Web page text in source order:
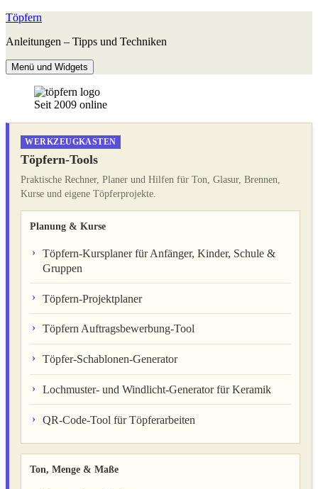
Zum
springen
Töpfern
Anleitungen – Tipps und Techniken
Menü und Widgets
Seit 2009 online
WERKZEUGKASTEN
Töpfern-Tools
Praktische Rechner, Planer und Hilfen für Ton, Glasur, Brennen,
Kurse und eigene Töpferprojekte.
Planung & Kurse
Töpfern-Kursplaner für Anfänger, Kinder, Schule &
Gruppen
Töpfern-Projektplaner
Töpfern Auftragsbewerbung-Tool
Töpfer-Schablonen-Generator
Lochmuster- und Windlicht-Generator für Keramik
QR-Code-Tool für Töpferarbeiten
Ton, Menge & Maße